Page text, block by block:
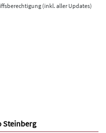
(inkl. aller Updates)
Steinberg